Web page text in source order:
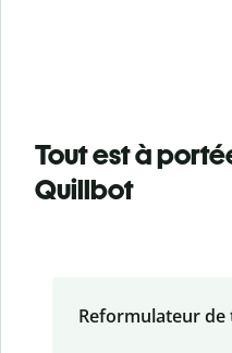
Tout est à
Quillbot
Reformulateur de